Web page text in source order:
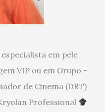
em pele
VIP ou em Grupo -
de Cinema (DRT)
Professional